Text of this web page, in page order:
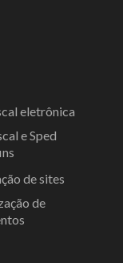
eletrônica
e Sped
de sites
de